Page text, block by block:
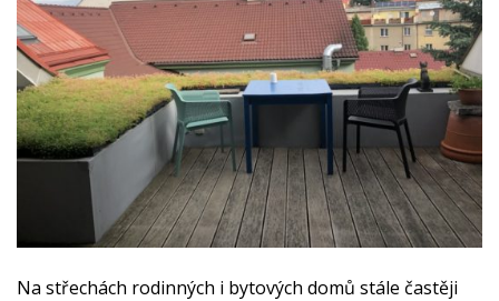
Na střechách rodinných i bytových domů stále častěji